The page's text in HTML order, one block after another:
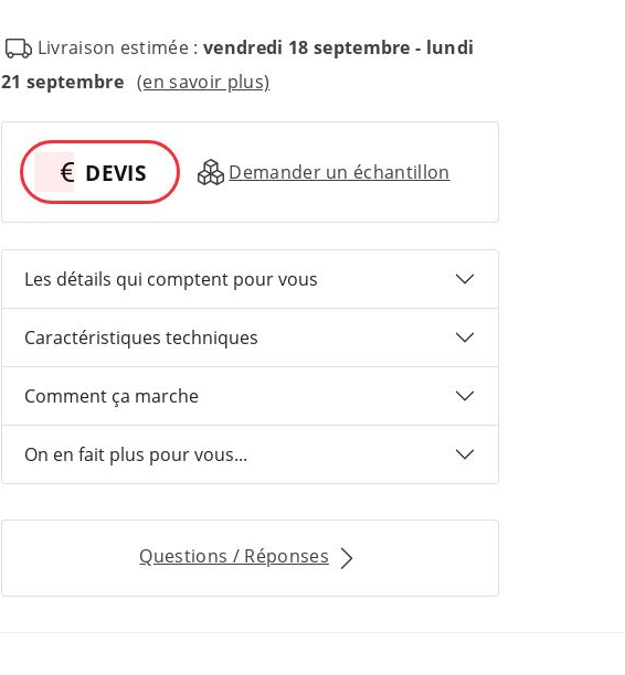
Livraison estimée :vendredi 18 septembre - lundi
21 septembre (en savoir plus)
DEVIS Demander un échantillon
Les détails qui comptent pour vous
Caractéristiques techniques
Comment ça marche
On en fait plus pour vous...
Questions / Réponses